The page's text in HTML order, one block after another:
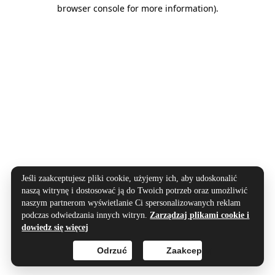
browser console for more information).
Jeśli zaakceptujesz pliki cookie, użyjemy ich, aby udoskonalić
naszą witrynę i dostosować ją do Twoich potrzeb oraz umożliwić
naszym partnerom wyświetlanie Ci spersonalizowanych reklam
podczas odwiedzania innych witryn.Zarządzaj plikami cookie i
dowiedz się więcej
Zaakceptuj
Odrzuć